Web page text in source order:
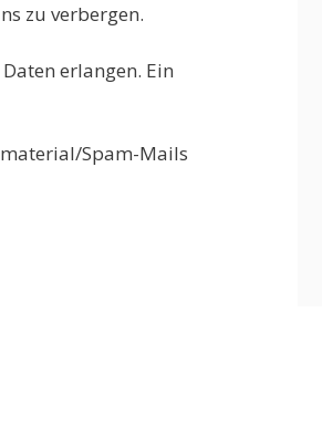
zu verbergen.
erlangen. Ein
Spam-Mails